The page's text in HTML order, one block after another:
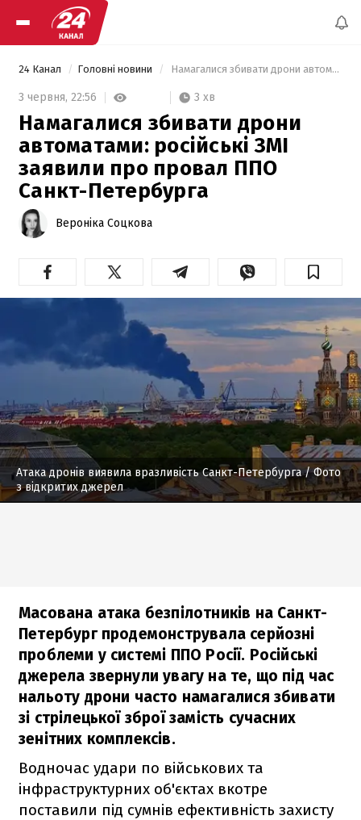
24 Канал Головні новини Намагалися збивати дрони автоматами: російські ЗМІ заявили про провал ППО Санкт-Петербурга
3 червня, 22:56 3 хв
Намагалися збивати дрони
автоматами: російські ЗМІ
заявили про провал ППО
Санкт-Петербурга
Вероніка Соцкова
Атака дронів виявила вразливість Санкт-Петербурга/ Фото
з відкритих джерел
Масована атака безпілотників на Санкт-
Петербург продемонструвала серйозні
проблеми у системі ППО Росії. Російські
джерела звернули увагу на те, що під час
нальоту дрони часто намагалися збивати
зі стрілецької зброї замість сучасних
зенітних комплексів.
Водночас удари по військових та
інфраструктурних об'єктах вкотре
поставили під сумнів ефективність захисту